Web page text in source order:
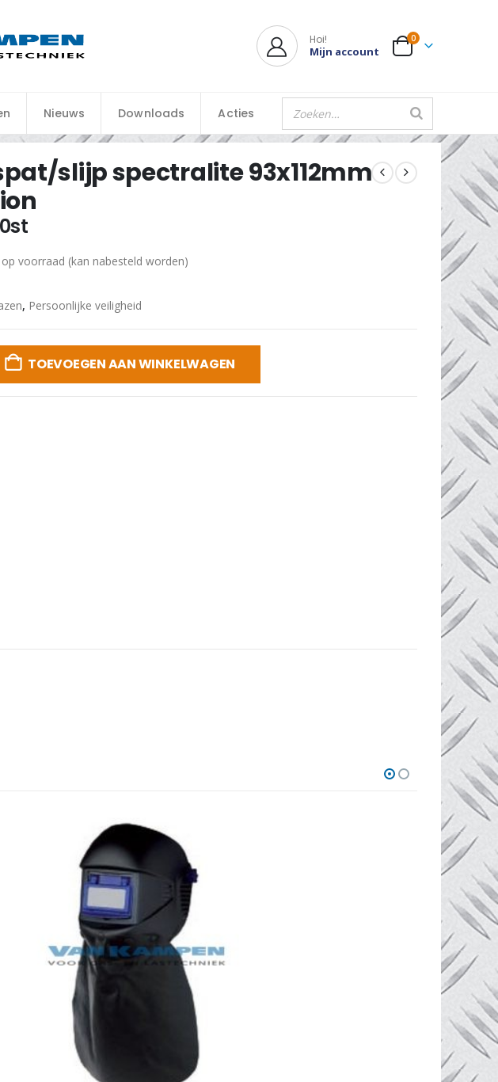
Hoi!
Mijn account
0
Nieuws Downloads Acties
slijp spectralite 93x112mm
op voorraad (kan nabesteld worden)
, Persoonlijke veiligheid
TOEVOEGEN AAN WINKELWAGEN